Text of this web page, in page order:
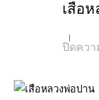
เสือ
ปิดควา